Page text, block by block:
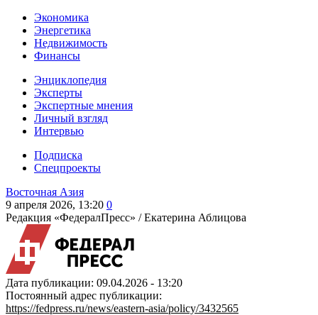
Экономика
Энергетика
Недвижимость
Финансы
Энциклопедия
Эксперты
Экспертные мнения
Личный взгляд
Интервью
Подписка
Спецпроекты
Восточная Азия
9 апреля 2026, 13:20 0
Редакция «ФедералПресс» /Екатерина Аблицова
Дата публикации: 09.04.2026 - 13:20
Постоянный адрес публикации:
https://fedpress.ru/news/eastern-asia/policy/3432565